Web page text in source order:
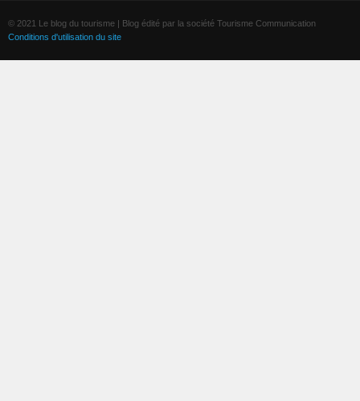
© 2021 Le blog du tourisme | Blog édité par la société Tourisme Communication
Conditions d'utilisation du site